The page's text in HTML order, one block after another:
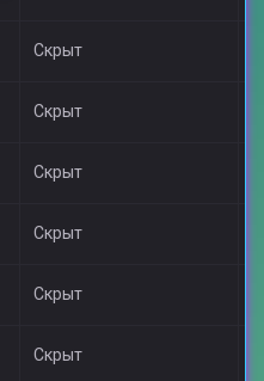
Скрыт
Скрыт
Скрыт
Скрыт
Скрыт
Скрыт